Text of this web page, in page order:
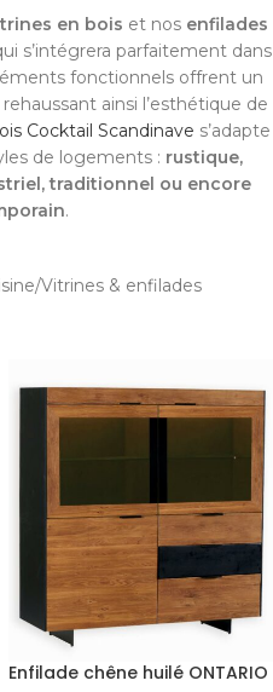
en bois et nos enfilades
s’intégrera parfaitement dans
fonctionnels offrent un
ainsi l’esthétique de
Cocktail Scandinave s’adapte
de logements : rustique,
traditionnel ou encore
.
Vitrines & enfilades
Enfilade chêne huilé ONTARIO